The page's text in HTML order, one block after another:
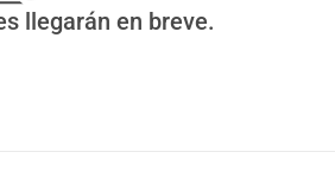
llegarán en breve.